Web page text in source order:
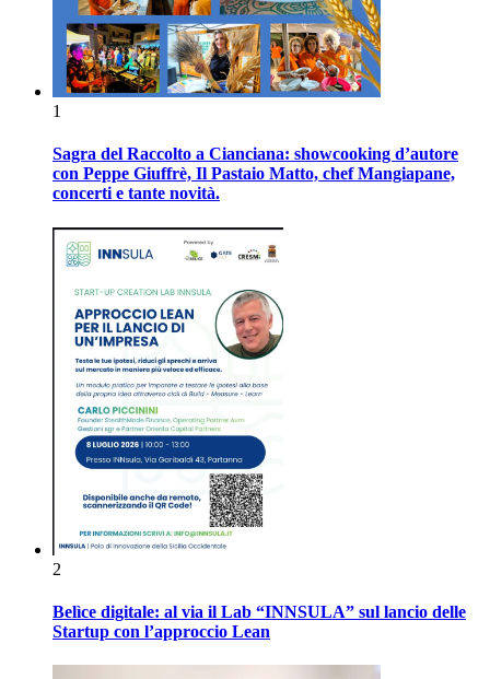
1
Sagra del Raccolto a Cianciana: showcooking d’autore
con Peppe Giuffrè, Il Pastaio Matto, chef Mangiapane,
concerti e tante novità.
2
Belìce digitale: al via il Lab “INNSULA” sul lancio delle
Startup con l’approccio Lean